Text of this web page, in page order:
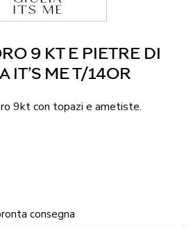
9 KT E PIETRE DI
IT’S ME T/14OR
9kt con topazi e ametiste.
consegna